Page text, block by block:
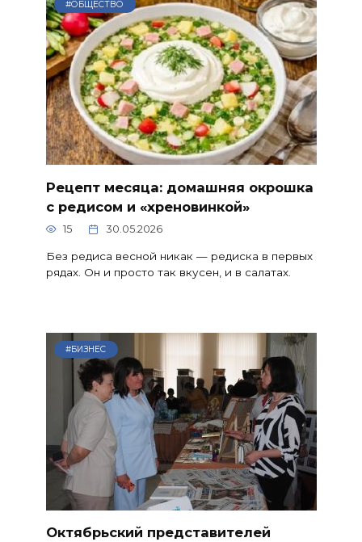
#ОБЩЕСТВО
Рецепт месяца: домашняя окрошка
с редисом и «хреновинкой»
15 30.05.2026
Без редиса весной никак — редиска в первых
рядах. Он и просто так вкусен, и в салатах.
#БИЗНЕС
Октябрьский представителей